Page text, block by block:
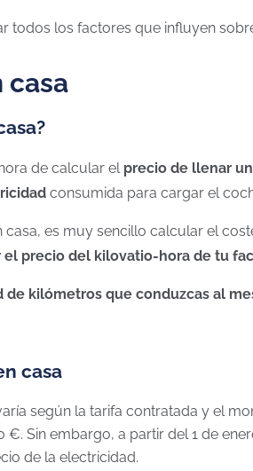
todos los factores que influyen
casa
de calcular el precio de llenar
consumida para cargar el
es muy sencillo calcular el
precio del kilovatio-hora de tu
de kilómetros que conduzcas al
casa
según la tarifa contratada y el
Sin embargo, a partir del 1 de
de la electricidad.